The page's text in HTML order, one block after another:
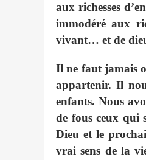
aux richesses
immodéré aux
vivant… et de
Il ne faut jamais
appartenir. Il
enfants. Nous
de fous ceux qui
Dieu et le
vrai sens de la